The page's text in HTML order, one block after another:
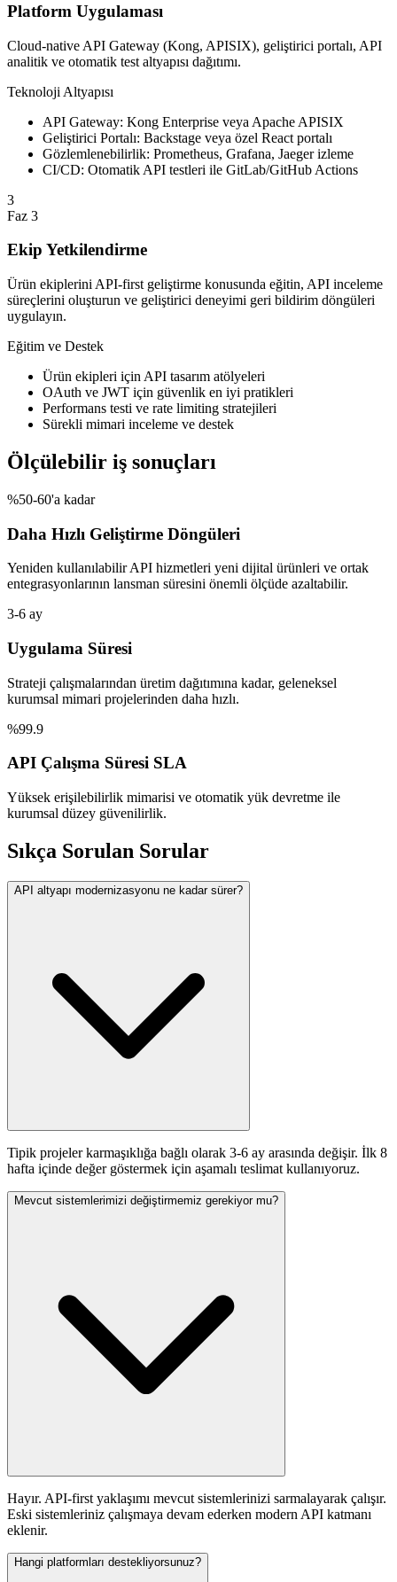
Platform Uygulaması
Cloud-native API Gateway (Kong, APISIX), geliştirici portalı, API
analitik ve otomatik test altyapısı dağıtımı.
Teknoloji Altyapısı
API Gateway: Kong Enterprise veya Apache APISIX
Geliştirici Portalı: Backstage veya özel React portalı
Gözlemlenebilirlik: Prometheus, Grafana, Jaeger izleme
CI/CD: Otomatik API testleri ile GitLab/GitHub Actions
3
Faz 3
Ekip Yetkilendirme
Ürün ekiplerini API-first geliştirme konusunda eğitin, API inceleme
süreçlerini oluşturun ve geliştirici deneyimi geri bildirim döngüleri
uygulayın.
Eğitim ve Destek
Ürün ekipleri için API tasarım atölyeleri
OAuth ve JWT için güvenlik en iyi pratikleri
Performans testi ve rate limiting stratejileri
Sürekli mimari inceleme ve destek
Ölçülebilir iş sonuçları
%50-60'a kadar
Daha Hızlı Geliştirme Döngüleri
Yeniden kullanılabilir API hizmetleri yeni dijital ürünleri ve ortak
entegrasyonlarının lansman süresini önemli ölçüde azaltabilir.
3-6 ay
Uygulama Süresi
Strateji çalışmalarından üretim dağıtımına kadar, geleneksel
kurumsal mimari projelerinden daha hızlı.
%99.9
API Çalışma Süresi SLA
Yüksek erişilebilirlik mimarisi ve otomatik yük devretme ile
kurumsal düzey güvenilirlik.
Sıkça Sorulan Sorular
API altyapı modernizasyonu ne kadar sürer?
Tipik projeler karmaşıklığa bağlı olarak 3-6 ay arasında değişir. İlk 8
hafta içinde değer göstermek için aşamalı teslimat kullanıyoruz.
Mevcut sistemlerimizi değiştirmemiz gerekiyor mu?
Hayır. API-first yaklaşımı mevcut sistemlerinizi sarmalayarak çalışır.
Eski sistemleriniz çalışmaya devam ederken modern API katmanı
eklenir.
Hangi platformları destekliyorsunuz?